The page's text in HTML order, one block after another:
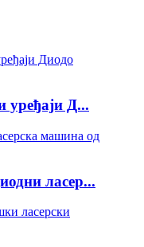
уређаји Д...
ласер...